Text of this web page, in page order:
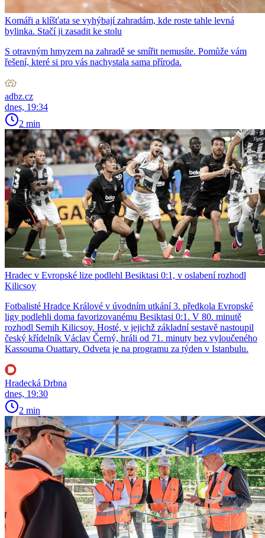
Komáři a klíšťata se vyhýbají zahradám, kde roste tahle levná
bylinka. Stačí ji zasadit ke stolu
S otravným hmyzem na zahradě se smířit nemusíte. Pomůže vám
řešení, které si pro vás nachystala sama příroda.
adbz.cz
dnes, 19:34
2 min
Hradec v Evropské lize podlehl Besiktasi 0:1, v oslabení rozhodl
Kilicsoy
Fotbalisté Hradce Králové v úvodním utkání 3. předkola Evropské
ligy podlehli doma favorizovanému Besiktasi 0:1. V 80. minutě
rozhodl Semih Kilicsoy. Hosté, v jejichž základní sestavě nastoupil
český křídelník Václav Černý, hráli od 71. minuty bez vyloučeného
Kassouma Ouattary. Odveta je na programu za týden v Istanbulu.
Hradecká Drbna
dnes, 19:30
2 min